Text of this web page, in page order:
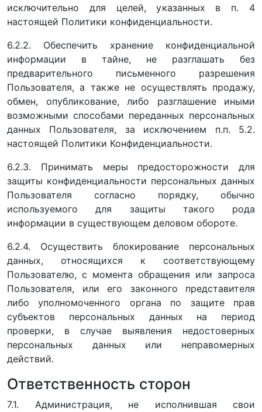
исключительно для целей, указанных в п. 4
настоящей Политики конфиденциальности.
6.2.2. Обеспечить хранение конфиденциальной
информации в тайне, не разглашать без
предварительного письменного разрешения
Пользователя, а также не осуществлять продажу,
обмен, опубликование, либо разглашение иными
возможными способами переданных персональных
данных Пользователя, за исключением п.п. 5.2.
настоящей Политики Конфиденциальности.
6.2.3. Принимать меры предосторожности для
защиты конфиденциальности персональных данных
Пользователя согласно порядку, обычно
используемого для защиты такого рода
информации в существующем деловом обороте.
6.2.4. Осуществить блокирование персональных
данных, относящихся к соответствующему
Пользователю, с момента обращения или запроса
Пользователя, или его законного представителя
либо уполномоченного органа по защите прав
субъектов персональных данных на период
проверки, в случае выявления недостоверных
персональных данных или неправомерных
действий.
Ответственность сторон
7.1. Администрация, не исполнившая свои